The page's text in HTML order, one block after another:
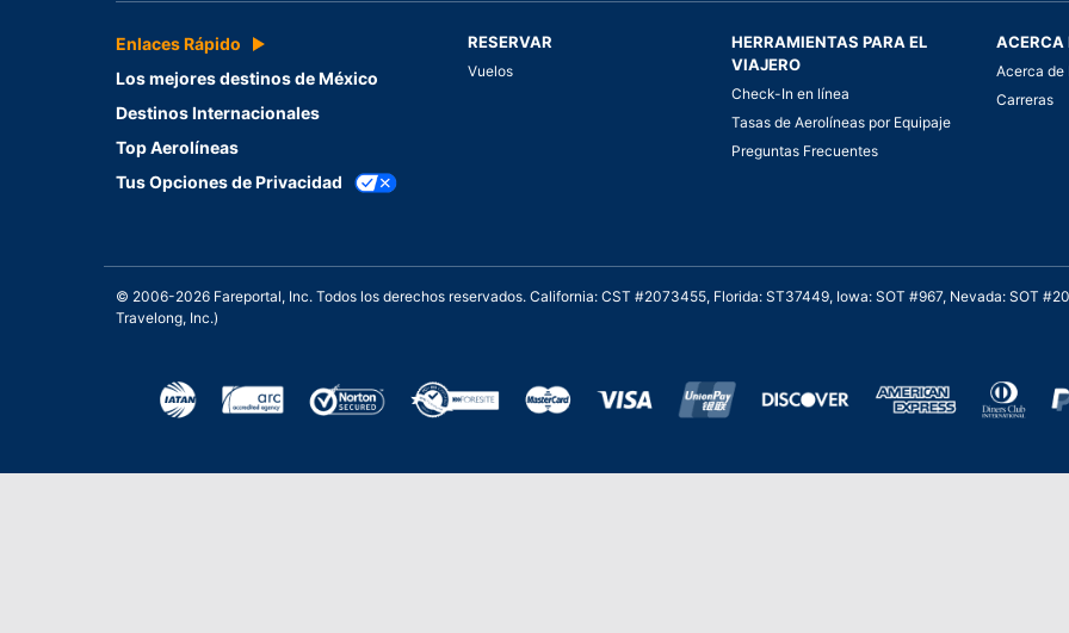
Enlaces Rápido
Los mejores destinos de México
Destinos Internacionales
Top Aerolíneas
Tus Opciones de Privacidad
RESERVAR
Vuelos
HERRAMIENTAS PARA EL
VIAJERO
Check-In en línea
Tasas de Aerolíneas por Equipaje
Preguntas Frecuentes
ACERCA
Acerca de
Carreras
© 2006-2026 Fareportal, Inc. Todos los derechos reservados. California: CST #2073455, Florida: ST37449, Iowa: SOT #967, Nevada: SOT
Travelong, Inc.)